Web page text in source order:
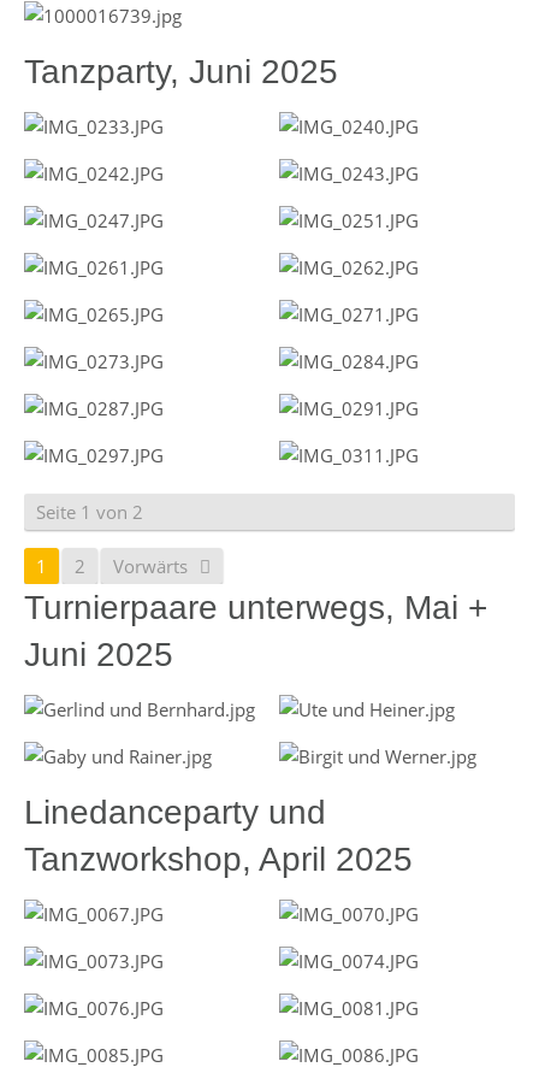
Tanzparty, Juni 2025
Seite 1 von 2
1 2 Vorwärts
Turnierpaare unterwegs, Mai +
Juni 2025
Linedanceparty und
Tanzworkshop, April 2025